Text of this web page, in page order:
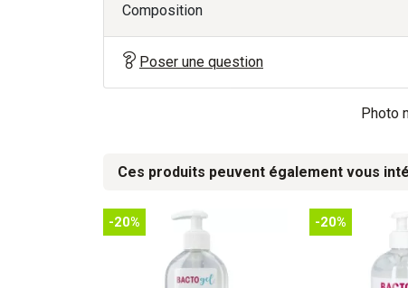
Composition
Poser une question
Photo
Ces produits peuvent également vous
-20% -20%